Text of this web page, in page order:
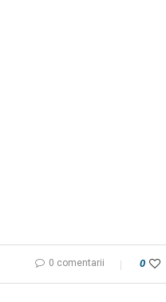
0 comentarii 0